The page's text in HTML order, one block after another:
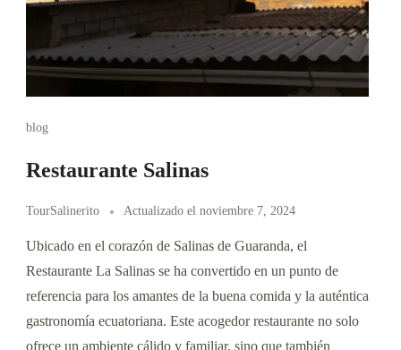
blog
Restaurante Salinas
TourSalinerito Actualizado el noviembre 7, 2024
Ubicado en el corazón de Salinas de Guaranda, el
Restaurante La Salinas se ha convertido en un punto de
referencia para los amantes de la buena comida y la auténtica
gastronomía ecuatoriana. Este acogedor restaurante no solo
ofrece un ambiente cálido y familiar, sino que también